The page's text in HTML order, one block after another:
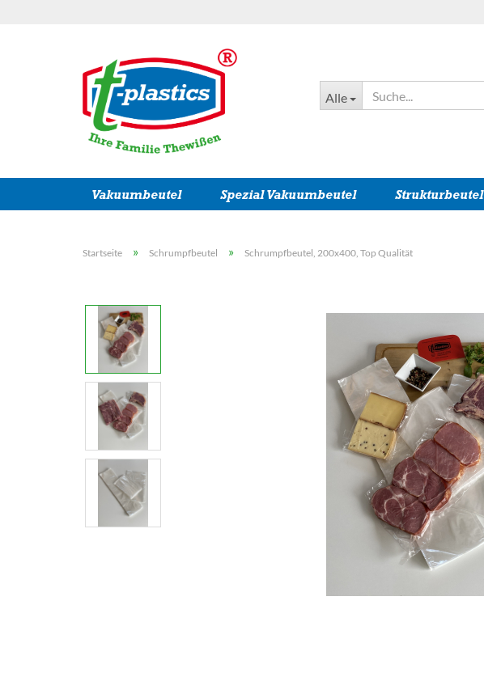
Alle
Vakuumbeutel Spezial Vakuumbeutel Strukturbeutel
Startseite » Schrumpfbeutel » Schrumpfbeutel, 200x400, Top Qualität